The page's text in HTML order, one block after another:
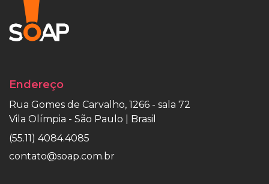
Endereço
Rua Gomes de Carvalho, 1266 - sala 72
Vila Olímpia - São Paulo | Brasil
(55.11) 4084.4085
contato@soap.com.br